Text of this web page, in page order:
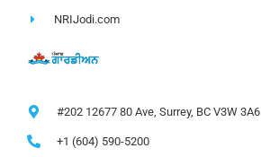
NRIJodi.com
#202 12677 80 Ave, Surrey, BC V3W 3A6
+1 (604) 590-5200